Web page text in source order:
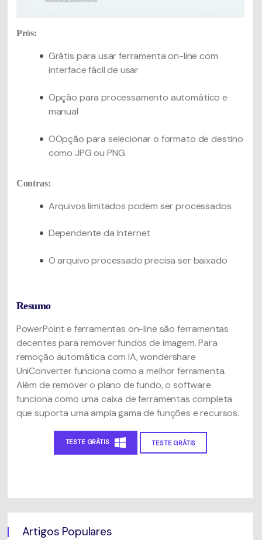
Prós:
Grátis para usar ferramenta on-line com
interface fácil de usar
Opção para processamento automático e
manual
OOpção para selecionar o formato de destino
como JPG ou PNG
Contras:
Arquivos limitados podem ser processados
Dependente da Internet
O arquivo processado precisa ser baixado
Resumo
PowerPoint e ferramentas on-line são ferramentas
decentes para remover fundos de imagem. Para
remoção automática com IA, wondershare
UniConverter funciona como a melhor ferramenta.
Além de remover o plano de fundo, o software
funciona como uma caixa de ferramentas completa
que suporta uma ampla gama de funções e recursos.
TESTE GRÁTIS TESTE GRÁTIS
Artigos Populares